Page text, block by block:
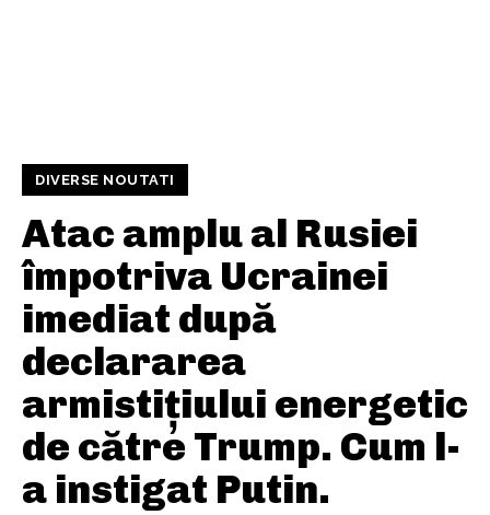
DIVERSE NOUTATI
Atac amplu al Rusiei
împotriva Ucrainei
imediat după
declararea
armistițiului energetic
de către Trump. Cum l-
a instigat Putin.